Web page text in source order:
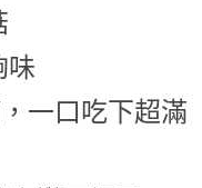
味
一口吃下超滿